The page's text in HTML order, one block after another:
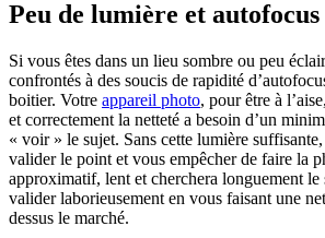
Peu de lumière et autofocus
Si vous êtes dans un lieu sombre ou peu
confrontés à des soucis de rapidité
boitier. Votre appareil photo, pour être à
et correctement la netteté a besoin d’un
« voir » le sujet. Sans cette lumière
valider le point et vous empêcher de faire la
approximatif, lent et cherchera longuement le
valider laborieusement en vous faisant une
dessus le marché.